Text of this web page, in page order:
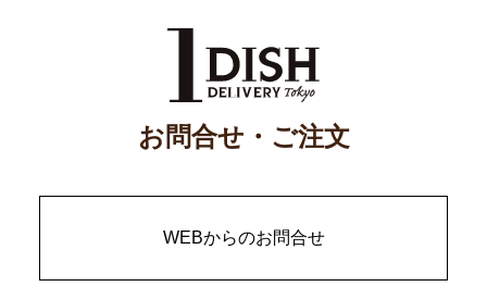
お問合せ・ご注文
WEBからのお問合せ